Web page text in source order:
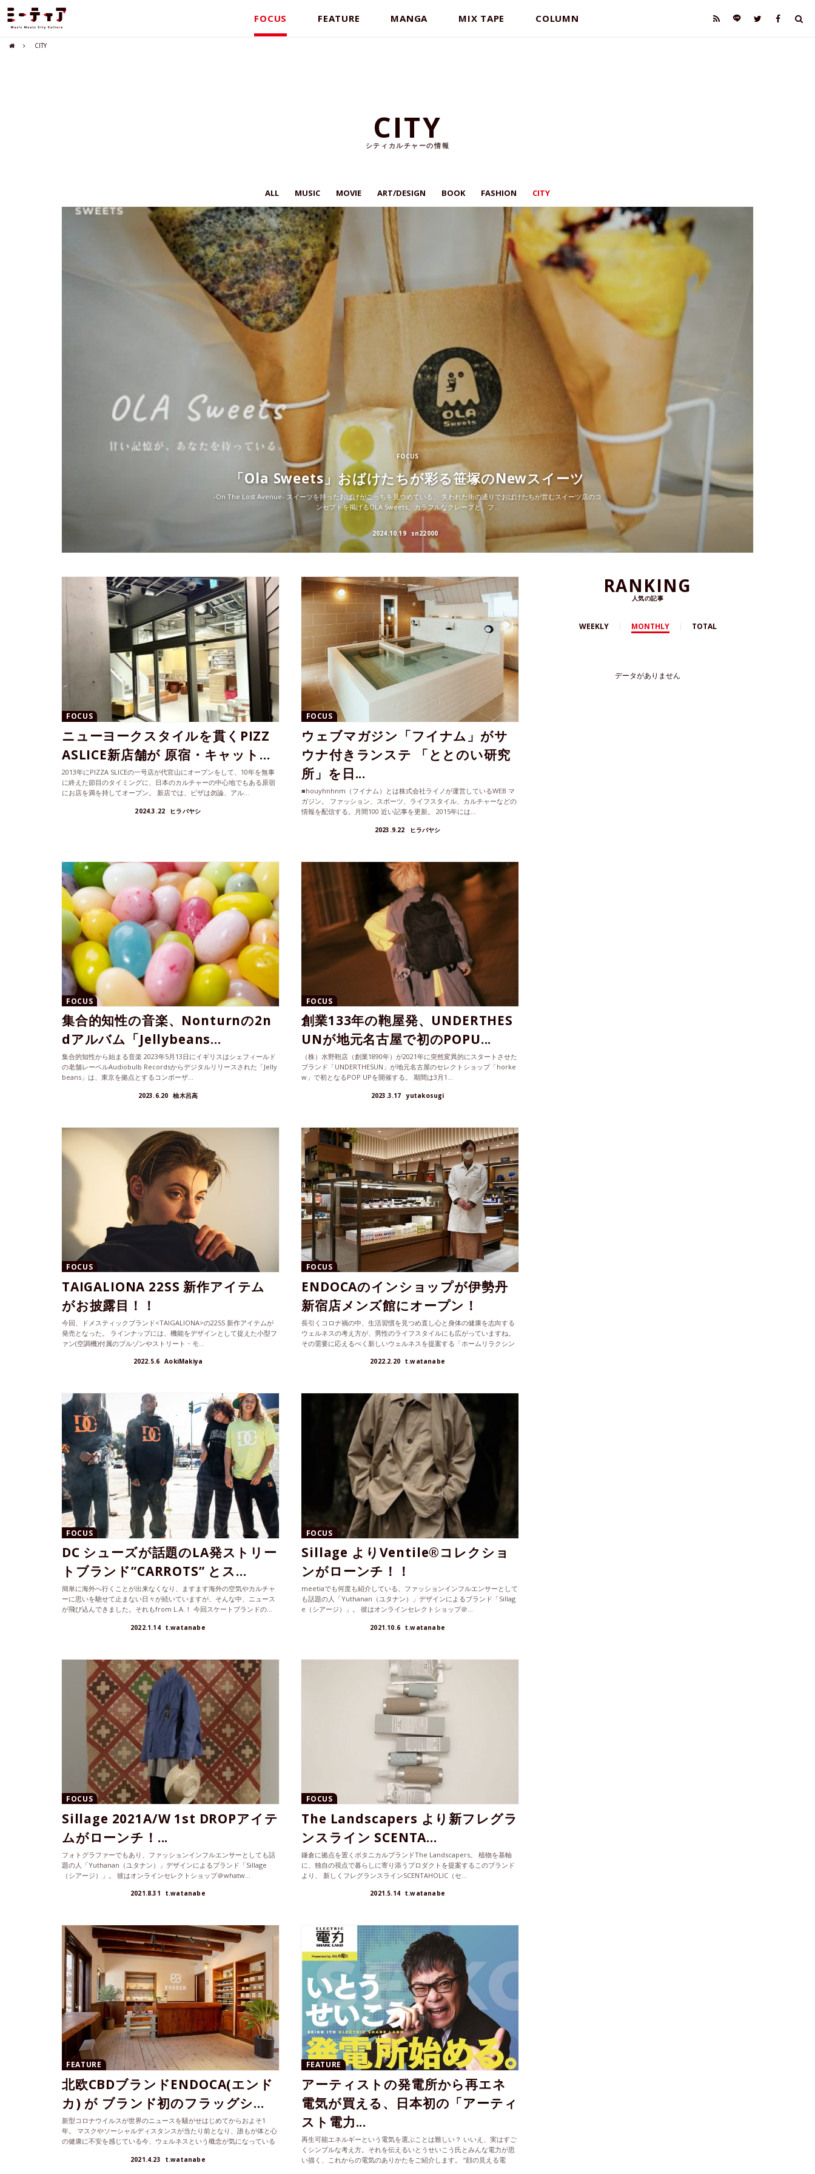
FOCUS FEATURE MANGA MIX TAPE COLUMN
CITY
CITY
シティカルチャーの情報
ALL MUSIC MOVIE ART/DESIGN BOOK FASHION CITY
FOCUS
「Ola Sweets」おばけたちが彩る笹塚のNewスイーツ
-On The Lost Avenue- スイーツを持ったおばけがこっちを見つめている。 失われた街の通りでおばけたちが営むスイーツ店のコ
ンセプトを掲げるOLA Sweets。カラフルなクレープと、フ...
2024.10.19 sn22000
FOCUS
ニューヨークスタイルを貫くPIZZ
ASLICE新店舗が 原宿・キャット...
2013年にPIZZA SLICEの一号店が代官山にオープンをして、10年を無事
に終えた節目のタイミングに、日本のカルチャーの中心地でもある原宿
にお店を満を持してオープン。 新店では、ピザは勿論、アル...
2024.3.22 ヒラバヤシ
FOCUS
ウェブマガジン「フイナム」がサ
ウナ付きランステ 「ととのい研究
所」を日...
■houyhnhnm（フイナム）とは株式会社ライノが運営しているWEB マ
ガジン。 ファッション、スポーツ、ライフスタイル、カルチャーなどの
情報を配信する。月間100 近い記事を更新。 2015年には...
2023.9.22 ヒラバヤシ
FOCUS
集合的知性の音楽、Nonturnの2n
dアルバム「Jellybeans...
集合的知性から始まる音楽 2023年5月13日にイギリスはシェフィールド
の老舗レーベルAudiobulb Recordsからデジタルリリースされた「Jelly
beans」は、東京を拠点とするコンポーザ...
2023.6.20 柚木呂高
FOCUS
創業133年の鞄屋発、UNDERTHES
UNが地元名古屋で初のPOPU...
（株）水野鞄店（創業1890年）が2021年に突然変異的にスタートさせた
ブランド「UNDERTHESUN」が地元名古屋のセレクトショップ「horke
w」で初となるPOP UPを開催する。 期間は3月1...
2023.3.17 yutakosugi
FOCUS
TAIGALIONA 22SS 新作アイテム
がお披露目！！
今回、ドメスティックブランド<TAIGALIONA>の22SS 新作アイテムが
発売となった。 ラインナップには、機能をデザインとして捉えた小型フ
ァン(空調機)付属のブルゾンやストリート・モ...
2022.5.6 AokiMakiya
FOCUS
ENDOCAのインショップが伊勢丹
新宿店メンズ館にオープン！
長引くコロナ禍の中、生活習慣を見つめ直し心と身体の健康を志向する
ウェルネスの考え方が、男性のライフスタイルにも広がっていますね。
その需要に応えるべく新しいウェルネスを提案する「ホームリラクシン
2022.2.20 t.watanabe
FOCUS
DC シューズが話題のLA発ストリー
トブランド”CARROTS” とス...
簡単に海外へ行くことが出来なくなり、ますます海外の空気やカルチャ
ーに思いを馳せて止まない日々が続いていますが、そんな中、ニュース
が飛び込んできました。それもfrom L.A.！ 今回スケートブランドの...
2022.1.14 t.watanabe
FOCUS
Sillage よりVentile®コレクショ
ンがローンチ！！
meetiaでも何度も紹介している、ファッションインフルエンサーとして
も話題の人「Yuthanan（ユタナン）」デザインによるブランド「Sillag
e（シアージ）」。 彼はオンラインセレクトショップ＠...
2021.10.6 t.watanabe
FOCUS
Sillage 2021A/W 1st DROPアイテ
ムがローンチ！...
フォトグラファーでもあり、ファッションインフルエンサーとしても話
題の人「Yuthanan（ユタナン）」デザインによるブランド「Sillage
（シアージ）」。 彼はオンラインセレクトショップ＠whatw...
2021.8.31 t.watanabe
FOCUS
The Landscapers より新フレグラ
ンスライン SCENTA...
鎌倉に拠点を置くボタニカルブランドThe Landscapers。 植物を基軸
に、独自の視点で暮らしに寄り添うプロダクトを提案するこのブランド
より、 新しくフレグランスラインSCENTAHOLIC（セ...
2021.5.14 t.watanabe
FEATURE
北欧CBDブランドENDOCA(エンド
カ) が ブランド初のフラッグシ...
新型コロナウイルスが世界のニュースを騒がせはじめてからおよそ1
年。 マスクやソーシャルディスタンスが当たり前となり、誰もが体と心
の健康に不安を感じている今、ウェルネスという概念が気になっている
2021.4.23 t.watanabe
FEATURE
アーティストの発電所から再エネ
電気が買える、日本初の「アーティ
スト電力...
再生可能エネルギーという電気を選ぶことは難しい？ いいえ、実はすご
くシンプルな考え方。それを伝えるいとうせいこう氏とみんな電力が思
い描く、これからの電気のありかたをご紹介します。 “顔の見える電
RANKING
人気の記事
WEEKLY MONTHLY TOTAL
データがありません